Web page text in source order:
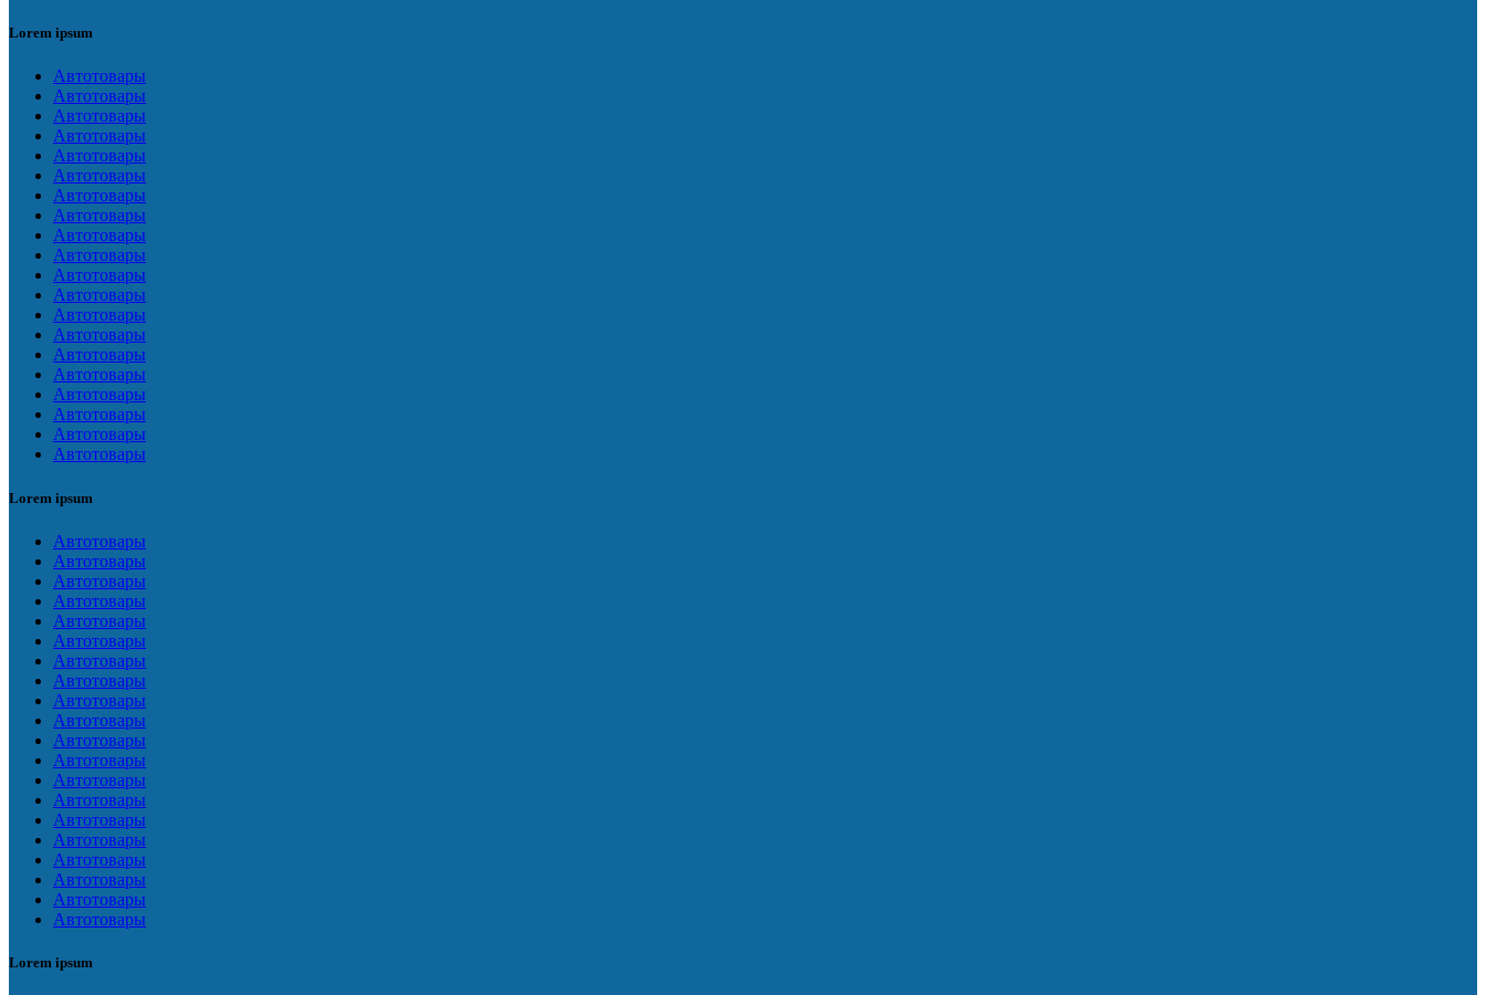
Lorem ipsum
Автотовары
Автотовары
Автотовары
Автотовары
Автотовары
Автотовары
Автотовары
Автотовары
Автотовары
Автотовары
Автотовары
Автотовары
Автотовары
Автотовары
Автотовары
Автотовары
Автотовары
Автотовары
Автотовары
Автотовары
Lorem ipsum
Автотовары
Автотовары
Автотовары
Автотовары
Автотовары
Автотовары
Автотовары
Автотовары
Автотовары
Автотовары
Автотовары
Автотовары
Автотовары
Автотовары
Автотовары
Автотовары
Автотовары
Автотовары
Автотовары
Автотовары
Lorem ipsum